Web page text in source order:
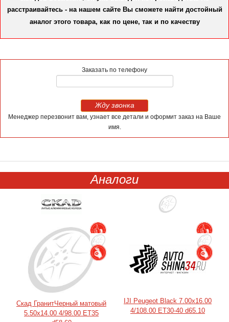
расстраивайтесь - на нашем сайте Вы сможете найти достойный
аналог этого товара, как по цене, так и по качеству
Заказать по телефону
Жду звонка
Менеджер перезвонит вам, узнает все детали и оформит заказ на Ваше
имя.
Аналоги
Скад ГранитЧерный матовый
5.50x14.00 4/98.00 ET35
IJI Peugeot Black 7.00x16.00
4/108.00 ET30-40 d65.10